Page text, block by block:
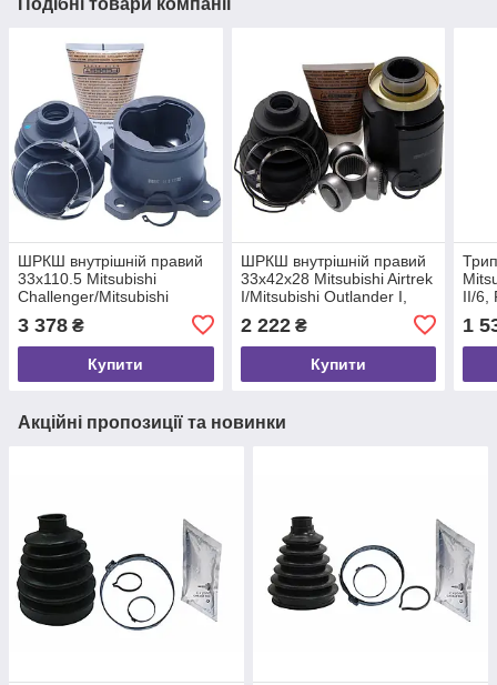
Подібні товари компанії
ШРКШ внутрішній правий
33x110.5 Mitsubishi
Challenger/Mitsubishi
(0411V75RH)
3 378 ₴
Купити
ШРКШ внутрішній правий
33x42x28 Mitsubishi Airtrek
I/Mitsubishi Outlander I,
2 222₴
Купити
II/6,
1
Акційні пропозиції та новинки